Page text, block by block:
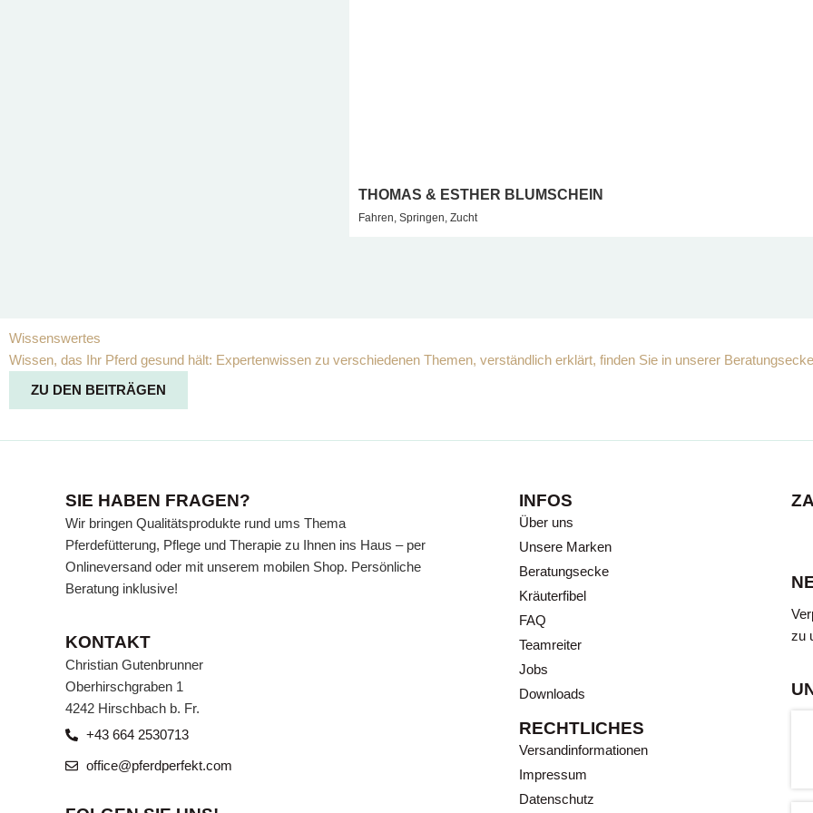
THOMAS & ESTHER BLUMSCHEIN
Fahren, Springen, Zucht
Wissenswertes
Wissen, das Ihr Pferd gesund hält: Expertenwissen zu verschiedenen Themen, verständlich erklärt, finden Sie in unserer
ZU DEN BEITRÄGEN
SIE HABEN FRAGEN?
Wir bringen Qualitätsprodukte rund ums Thema
Pferdefütterung, Pflege und Therapie zu Ihnen ins Haus – per
Onlineversand oder mit unserem mobilen Shop. Persönliche
Beratung inklusive!
KONTAKT
Christian Gutenbrunner
Oberhirschgraben 1
4242 Hirschbach b. Fr.
+43 664 2530713
office@pferdperfekt.com
INFOS
Über uns
Unsere Marken
Beratungsecke
Kräuterfibel
FAQ
Teamreiter
Jobs
Downloads
RECHTLICHES
Versandinformationen
Impressum
Datenschutz
zu